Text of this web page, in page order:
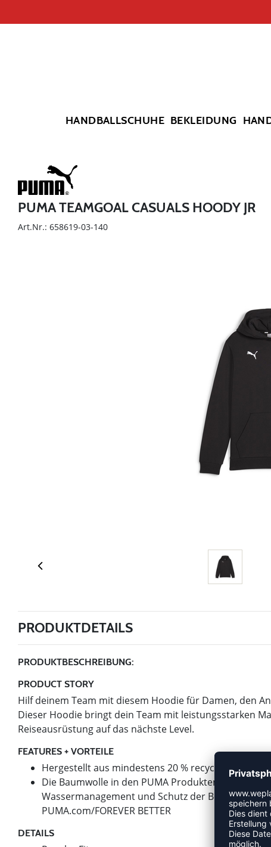
HANDBALLSCHUHE BEKLEIDUNG
PUMA TEAMGOAL CASUALS HOODY JR
Art.Nr.: 658619-03-140
PRODUKTDETAILS
PRODUKTBESCHREIBUNG:
PRODUCT STORY
Hilf deinem Team mit diesem Hoodie für Damen, den
Dieser Hoodie bringt dein Team mit leistungsstarken
Reiseausrüstung auf das nächste Level.
FEATURES + VORTEILE
Hergestellt aus mindestens 20 % recycelter
Die Baumwolle in den PUMA Produkten stammt
Wassermanagement und Schutz der
PUMA.com/FOREVER BETTER
DETAILS